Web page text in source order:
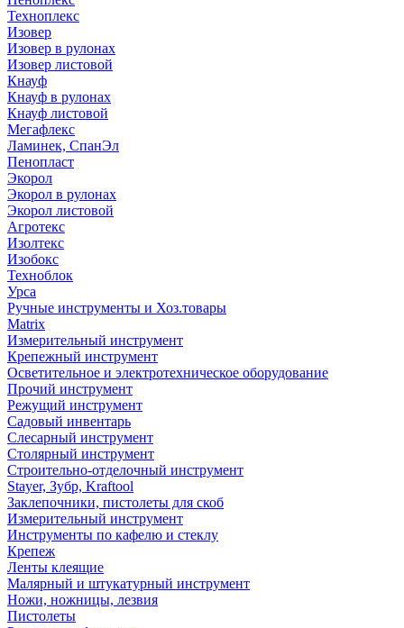
Техноплекс
Изовер
Изовер в рулонах
Изовер листовой
Кнауф
Кнауф в рулонах
Кнауф листовой
Мегафлекс
Ламинек, СпанЭл
Пенопласт
Экорол
Экорол в рулонах
Экорол листовой
Агротекс
Изолтекс
Изобокс
Техноблок
Урса
Ручные инструменты и Хоз.товары
Matrix
Измерительный инструмент
Крепежный инструмент
Осветительное и электротехническое оборудование
Прочий инструмент
Режущий инструмент
Садовый инвентарь
Слесарный инструмент
Столярный инструмент
Строительно-отделочный инструмент
Stayer, Зубр, Kraftool
Заклепочники, пистолеты для скоб
Измерительный инструмент
Инструменты по кафелю и стеклу
Крепеж
Ленты клеящие
Малярный и штукатурный инструмент
Ножи, ножницы, лезвия
Пистолеты